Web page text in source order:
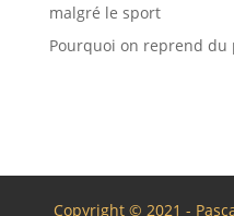
malgré le sport
Pourquoi on reprend du
Copyright © 2021 -